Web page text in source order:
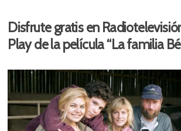
Disfrute gratis en
Play de la película “La familia